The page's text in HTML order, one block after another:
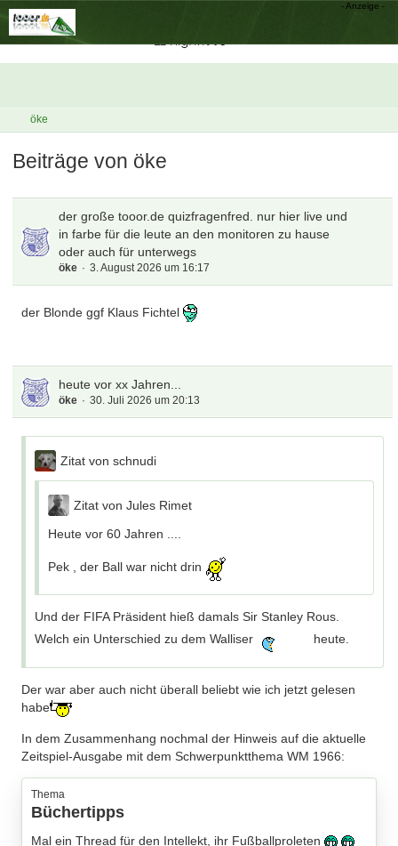
öke
Beiträge von öke
der große tooor.de quizfragenfred. nur hier live und
in farbe für die leute an den monitoren zu hause
oder auch für unterwegs
öke 3. August 2026 um 16:17
der Blonde ggf Klaus Fichtel
heute vor xx Jahren...
öke 30. Juli 2026 um 20:13
Zitat von schnudi
Zitat von Jules Rimet
Heute vor 60 Jahren ....
Pek , der Ball war nicht drin
Und der FIFA Präsident hieß damals Sir Stanley Rous.
Welch ein Unterschied zu dem Walliser
heute.
Der war aber auch nicht überall beliebt wie ich jetzt gelesen
habe
In dem Zusammenhang nochmal der Hinweis auf die aktuelle
Zeitspiel-Ausgabe mit dem Schwerpunktthema WM 1966:
Thema
Büchertipps
Mal ein Thread für den Intellekt, ihr Fußballproleten